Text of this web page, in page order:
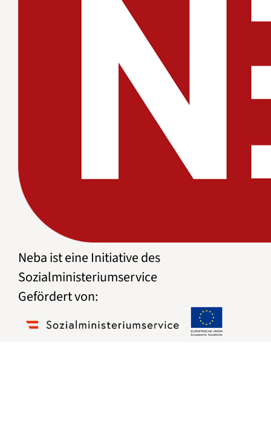
Neba ist eine Initiative des
Sozialministeriumservice
Gefördert von: